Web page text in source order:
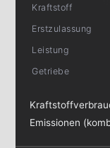
Kraftstoff
Erstzulassung
Leistung
Getriebe
Emissionen